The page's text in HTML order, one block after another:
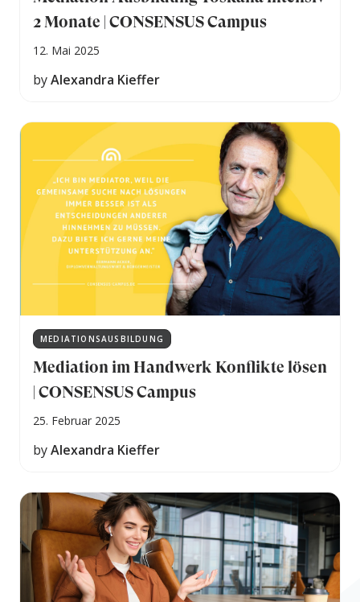
2 Monate | CONSENSUS Campus
12. Mai 2025
byAlexandra Kieffer
MEDIATIONSAUSBILDUNG
Mediation im Handwerk Konflikte lösen
| CONSENSUS Campus
25. Februar 2025
byAlexandra Kieffer